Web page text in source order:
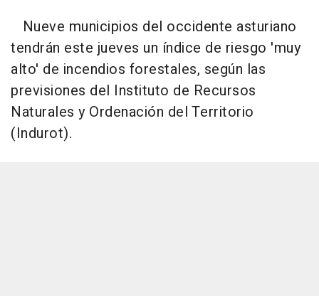
Nueve municipios del occidente asturiano
tendrán este jueves un índice de riesgo 'muy
alto' de incendios forestales, según las
previsiones del Instituto de Recursos
Naturales y Ordenación del Territorio
(Indurot).